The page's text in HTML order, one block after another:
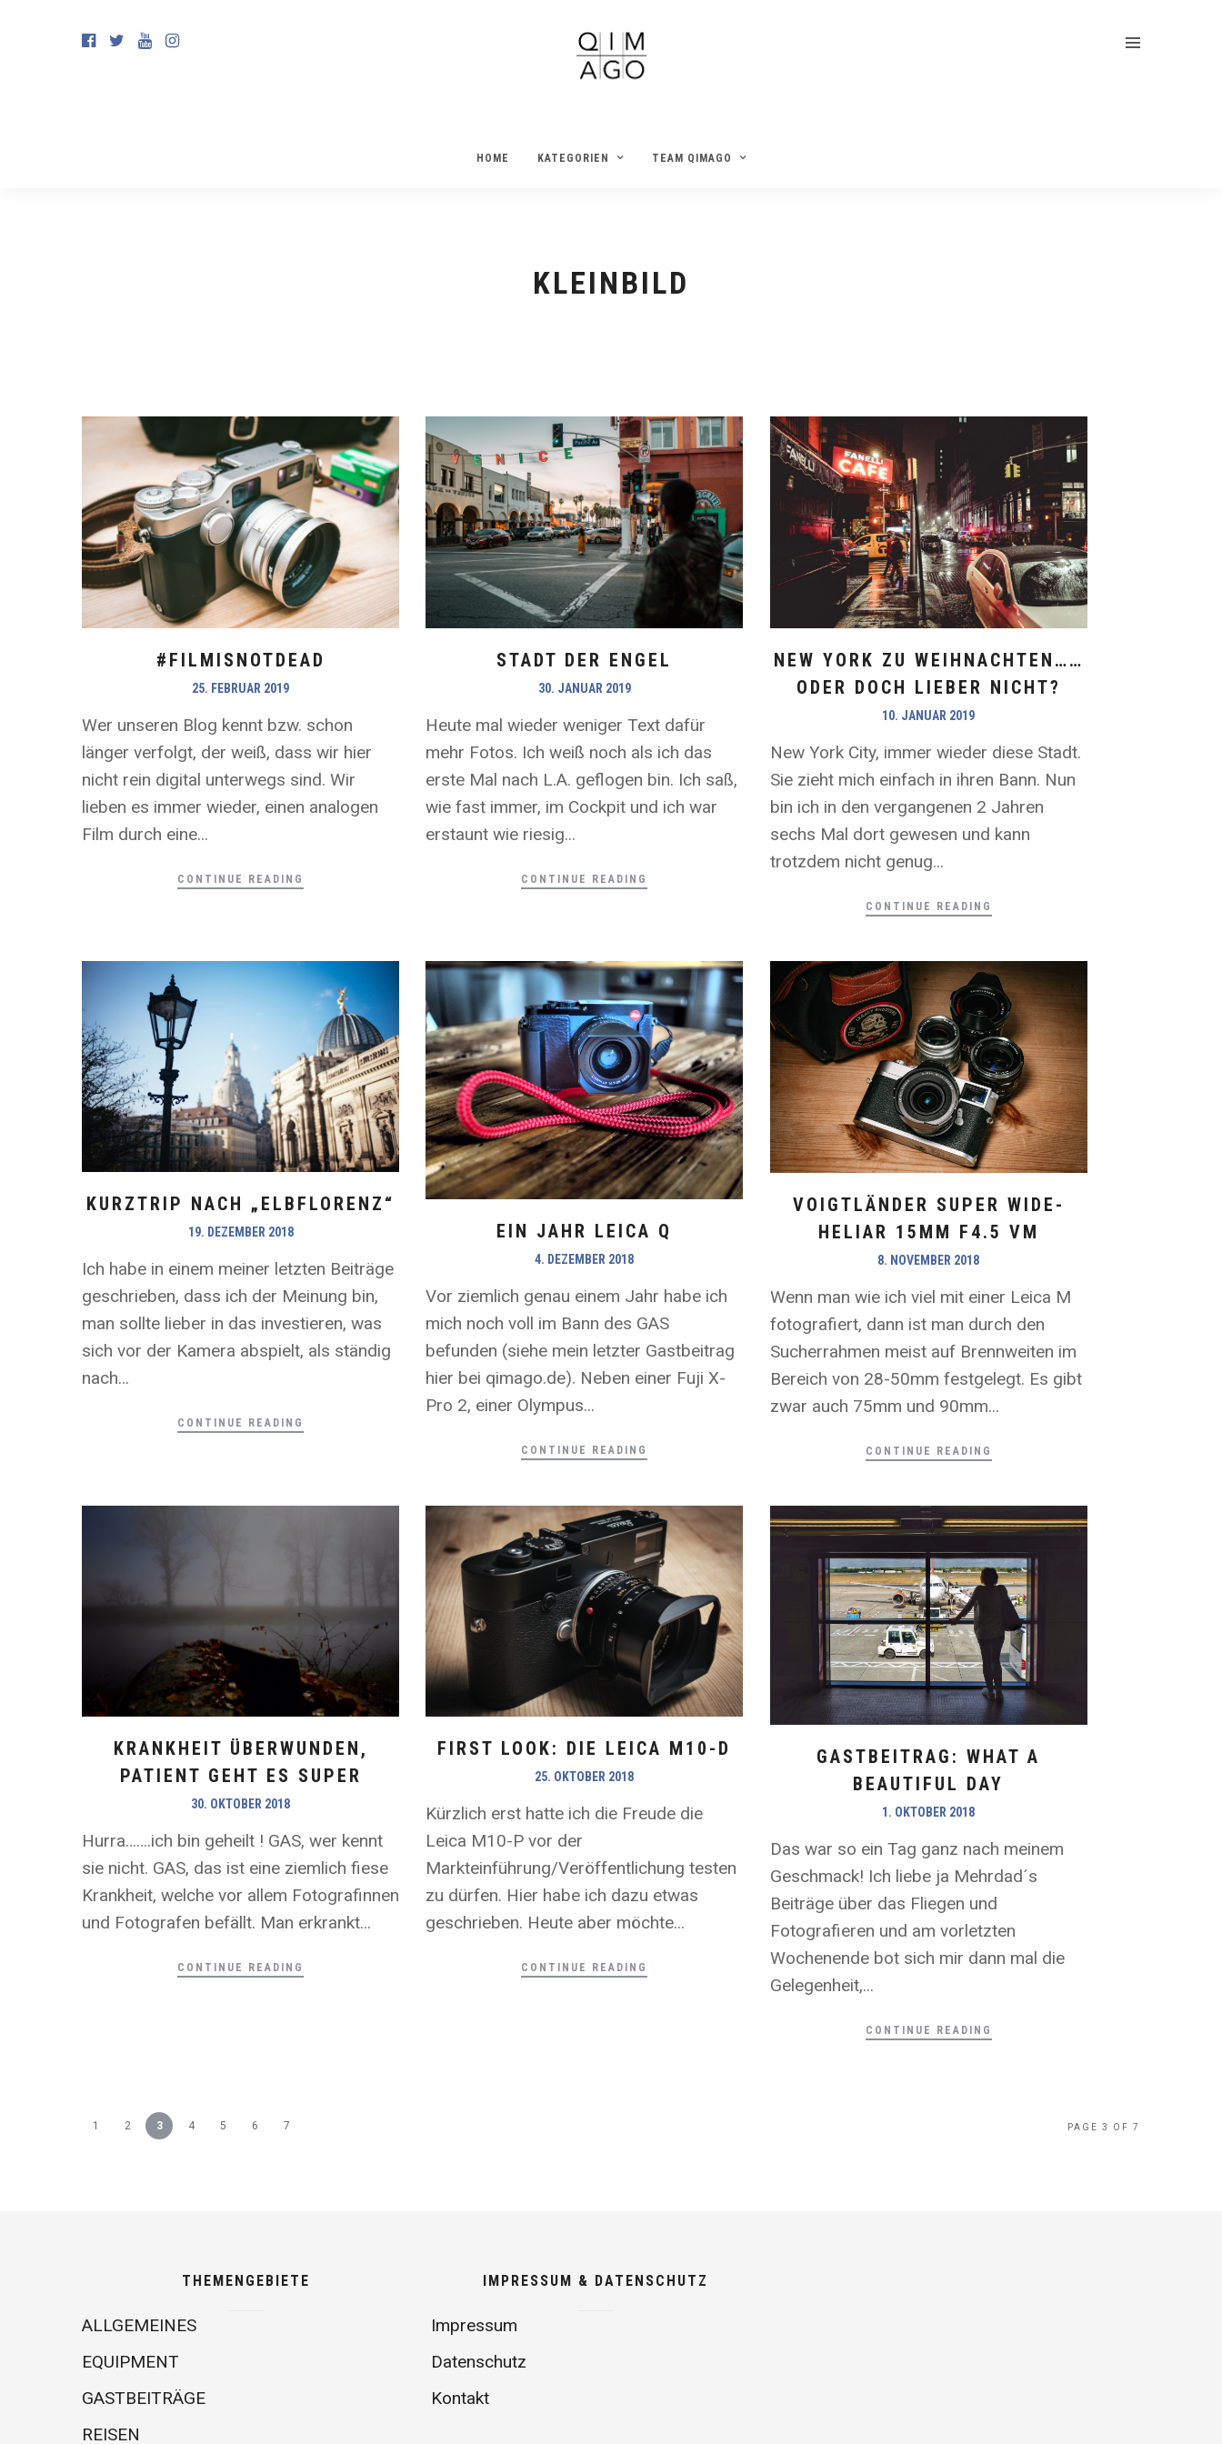
HOME KATEGORIEN TEAM QIMAGO
KLEINBILD
#FILMISNOTDEAD
25. FEBRUAR 2019
Wer unseren Blog kennt bzw. schon
länger verfolgt, der weiß, dass wir hier
nicht rein digital unterwegs sind. Wir
lieben es immer wieder, einen analogen
Film durch eine...
CONTINUE READING
STADT DER ENGEL
30. JANUAR 2019
Heute mal wieder weniger Text dafür
mehr Fotos. Ich weiß noch als ich das
erste Mal nach L.A. geflogen bin. Ich saß,
wie fast immer, im Cockpit und ich war
erstaunt wie riesig...
CONTINUE READING
NEW YORK ZU WEIHNACHTEN……
ODER DOCH LIEBER NICHT?
10. JANUAR 2019
New York City, immer wieder diese Stadt.
Sie zieht mich einfach in ihren Bann. Nun
bin ich in den vergangenen 2 Jahren
sechs Mal dort gewesen und kann
trotzdem nicht genug...
CONTINUE READING
KURZTRIP NACH „ELBFLORENZ“
19. DEZEMBER 2018
Ich habe in einem meiner letzten Beiträge
geschrieben, dass ich der Meinung bin,
man sollte lieber in das investieren, was
sich vor der Kamera abspielt, als ständig
nach...
CONTINUE READING
EIN JAHR LEICA Q
4. DEZEMBER 2018
Vor ziemlich genau einem Jahr habe ich
mich noch voll im Bann des GAS
befunden (siehe mein letzter Gastbeitrag
hier bei qimago.de). Neben einer Fuji X-
Pro 2, einer Olympus...
CONTINUE READING
VOIGTLÄNDER SUPER WIDE-
HELIAR 15MM F4.5 VM
8. NOVEMBER 2018
Wenn man wie ich viel mit einer Leica M
fotografiert, dann ist man durch den
Sucherrahmen meist auf Brennweiten im
Bereich von 28-50mm festgelegt. Es gibt
zwar auch 75mm und 90mm...
CONTINUE READING
KRANKHEIT ÜBERWUNDEN,
PATIENT GEHT ES SUPER
30. OKTOBER 2018
Hurra…….ich bin geheilt ! GAS, wer kennt
sie nicht. GAS, das ist eine ziemlich fiese
Krankheit, welche vor allem Fotografinnen
und Fotografen befällt. Man erkrankt...
CONTINUE READING
FIRST LOOK: DIE LEICA M10-D
25. OKTOBER 2018
Kürzlich erst hatte ich die Freude die
Leica M10-P vor der
Markteinführung/Veröffentlichung testen
zu dürfen. Hier habe ich dazu etwas
geschrieben. Heute aber möchte...
CONTINUE READING
GASTBEITRAG: WHAT A
BEAUTIFUL DAY
1. OKTOBER 2018
Das war so ein Tag ganz nach meinem
Geschmack! Ich liebe ja Mehrdad´s
Beiträge über das Fliegen und
Fotografieren und am vorletzten
Wochenende bot sich mir dann mal die
Gelegenheit,...
CONTINUE READING
1 2 3 4 5 6 7 PAGE 3 OF 7
THEMENGEBIETE
ALLGEMEINES
EQUIPMENT
GASTBEITRÄGE
REISEN
IMPRESSUM & DATENSCHUTZ
Impressum
Datenschutz
Kontakt